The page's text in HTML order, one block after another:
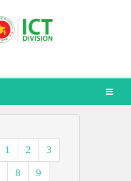
1 2
3
8
9